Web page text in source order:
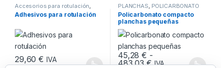
Accesorios para rotulación
ADHESIVOS , PLANCHAS
ROTULACIÓN
Adhesivos para rotulación
29,60€ IVA
PLANCHAS POLICARBONATO
COMPACTO
Policarbonato compacto
planchas pequeñas
45,28€ -
483,03€Rango de
IVA